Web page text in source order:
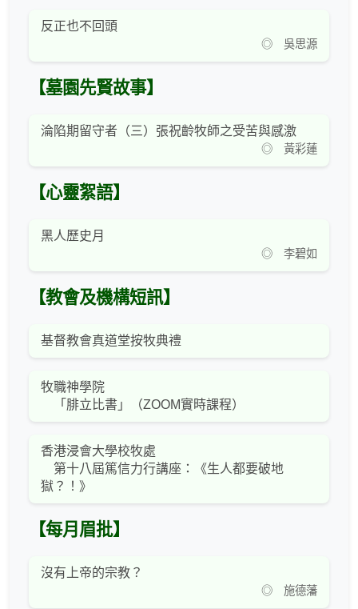
反正也不回頭
◎ 吳思源
【墓園先賢故事】
淪陷期留守者（三）張祝齡牧師之受苦與感激
◎ 黃彩蓮
【心靈絮語】
黑人歷史月
◎ 李碧如
【教會及機構短訊】
基督教會真道堂按牧典禮
牧職神學院
「腓立比書」（ZOOM實時課程）
香港浸會大學校牧處
第十八屆篤信力行講座：《生人都要破地
獄？！》
【每月眉批】
沒有上帝的宗教？
◎ 施德藩